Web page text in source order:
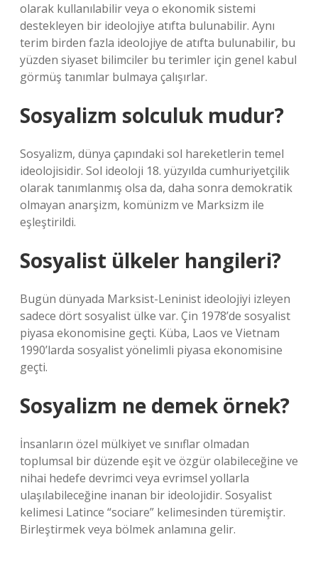
olarak kullanılabilir veya o ekonomik sistemi
destekleyen bir ideolojiye atıfta bulunabilir. Aynı
terim birden fazla ideolojiye de atıfta bulunabilir, bu
yüzden siyaset bilimciler bu terimler için genel kabul
görmüş tanımlar bulmaya çalışırlar.
Sosyalizm solculuk mudur?
Sosyalizm, dünya çapındaki sol hareketlerin temel
ideolojisidir. Sol ideoloji 18. yüzyılda cumhuriyetçilik
olarak tanımlanmış olsa da, daha sonra demokratik
olmayan anarşizm, komünizm ve Marksizm ile
eşleştirildi.
Sosyalist ülkeler hangileri?
Bugün dünyada Marksist-Leninist ideolojiyi izleyen
sadece dört sosyalist ülke var. Çin 1978’de sosyalist
piyasa ekonomisine geçti. Küba, Laos ve Vietnam
1990’larda sosyalist yönelimli piyasa ekonomisine
geçti.
Sosyalizm ne demek örnek?
İnsanların özel mülkiyet ve sınıflar olmadan
toplumsal bir düzende eşit ve özgür olabileceğine ve
nihai hedefe devrimci veya evrimsel yollarla
ulaşılabileceğine inanan bir ideolojidir. Sosyalist
kelimesi Latince “sociare” kelimesinden türemiştir.
Birleştirmek veya bölmek anlamına gelir.